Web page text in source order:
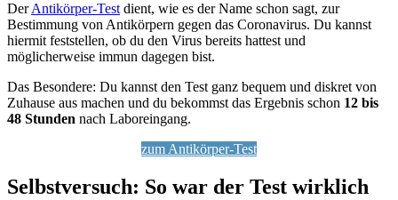
DerAntikörper-Test dient, wie es der Name schon sagt, zur
Bestimmung von Antikörpern gegen das Coronavirus. Du kannst
hiermit feststellen, ob du den Virus bereits hattest und
möglicherweise immun dagegen bist.
Das Besondere: Du kannst den Test ganz bequem und diskret von
Zuhause aus machen und du bekommst das Ergebnis schon 12 bis
48 Stunden nach Laboreingang.
zum Antikörper-Test
Selbstversuch: So war der Test wirklich